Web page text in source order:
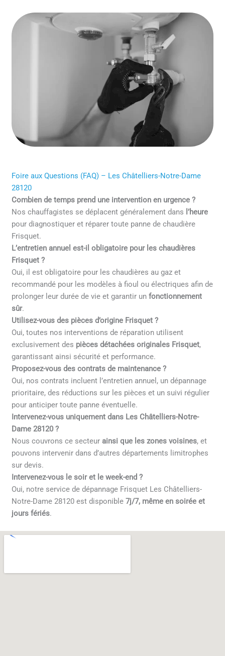
Foire aux Questions (FAQ) – Les Châtelliers-Notre-Dame
28120
Combien de temps prend une intervention en urgence ?
Nos chauffagistes se déplacent généralement dans l’heure
pour diagnostiquer et réparer toute panne de chaudière
Frisquet.
L’entretien annuel est-il obligatoire pour les chaudières
Frisquet ?
Oui, il est obligatoire pour les chaudières au gaz et
recommandé pour les modèles à fioul ou électriques afin de
prolonger leur durée de vie et garantir unfonctionnement
sûr.
Utilisez-vous des pièces d’origine Frisquet ?
Oui, toutes nos interventions de réparation utilisent
exclusivement des pièces détachées originales Frisquet,
garantissant ainsi sécurité et performance.
Proposez-vous des contrats de maintenance ?
Oui, nos contrats incluent l’entretien annuel, un dépannage
prioritaire, des réductions sur les pièces et un suivi régulier
pour anticiper toute panne éventuelle.
Intervenez-vous uniquement dans Les Châtelliers-Notre-
Dame 28120 ?
Nous couvrons ce secteur ainsi que les zones voisines, et
pouvons intervenir dans d’autres départements limitrophes
sur devis.
Intervenez-vous le soir et le week-end ?
Oui, notre service de dépannage Frisquet Les Châtelliers-
Notre-Dame 28120 est disponible7j/7, même en soirée et
jours fériés.